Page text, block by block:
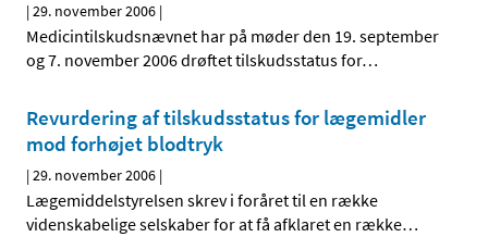
|29. november 2006 |
Medicintilskudsnævnet har på møder den 19. september
og 7. november 2006 drøftet tilskudsstatus for…
Revurdering af tilskudsstatus for lægemidler
mod forhøjet blodtryk
|29. november 2006 |
Lægemiddelstyrelsen skrev i foråret til en række
videnskabelige selskaber for at få afklaret en række…